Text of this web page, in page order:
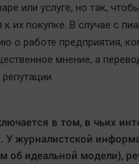
или услуге, но так,
их покупке. В случае с
о работе предприятия,
мнение, а
в том, в чьих
журналистской
об идеальной модели),